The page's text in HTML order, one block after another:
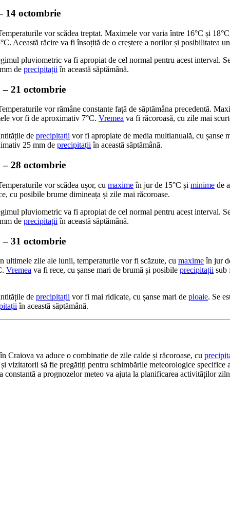
14 octombrie
vor scădea treptat. Maximele vor varia între 16°C și
Această răcire va fi însoțită de o creștere a norilor și posibilitatea
pluviometric va fi apropiat de cel normal pentru acest interval.
de precipitații în această săptămână.
21 octombrie
vor rămâne constante față de săptămâna precedentă.
vor fi de aproximativ 7°C. Vremea va fi răcoroasă, cu zile mai
de precipitații vor fi apropiate de media multianuală, cu șanse
25 mm de precipitații în această săptămână.
28 octombrie
vor scădea ușor, cu maximeîn jur de 15°C și minime de
cu posibile brume dimineața și zile mai răcoroase.
pluviometric va fi apropiat de cel normal pentru acest interval.
de precipitații în această săptămână.
31 octombrie
ultimele zile ale lunii, temperaturile vor fi scăzute, cu maximeîn jur
Vremea va fi rece, cu șanse mari de brumă și posibile precipitații sub
de precipitații vor fi mai ridicate, cu șanse mari de ploaie. Se
în această săptămână.
Craiova va aduce o combinație de zile calde și răcoroase, cu
vizitatorii să fie pregătiți pentru schimbările meteorologice specifice
constantă a prognozelor meteo va ajuta la planificarea activităților